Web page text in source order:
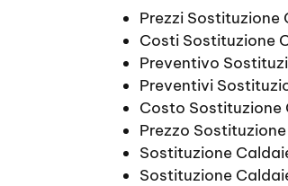
Prezzi Sostituzione
Costi Sostituzione
Preventivo
Preventivi
Costo Sostituzione
Prezzo
Sostituzione
Sostituzione